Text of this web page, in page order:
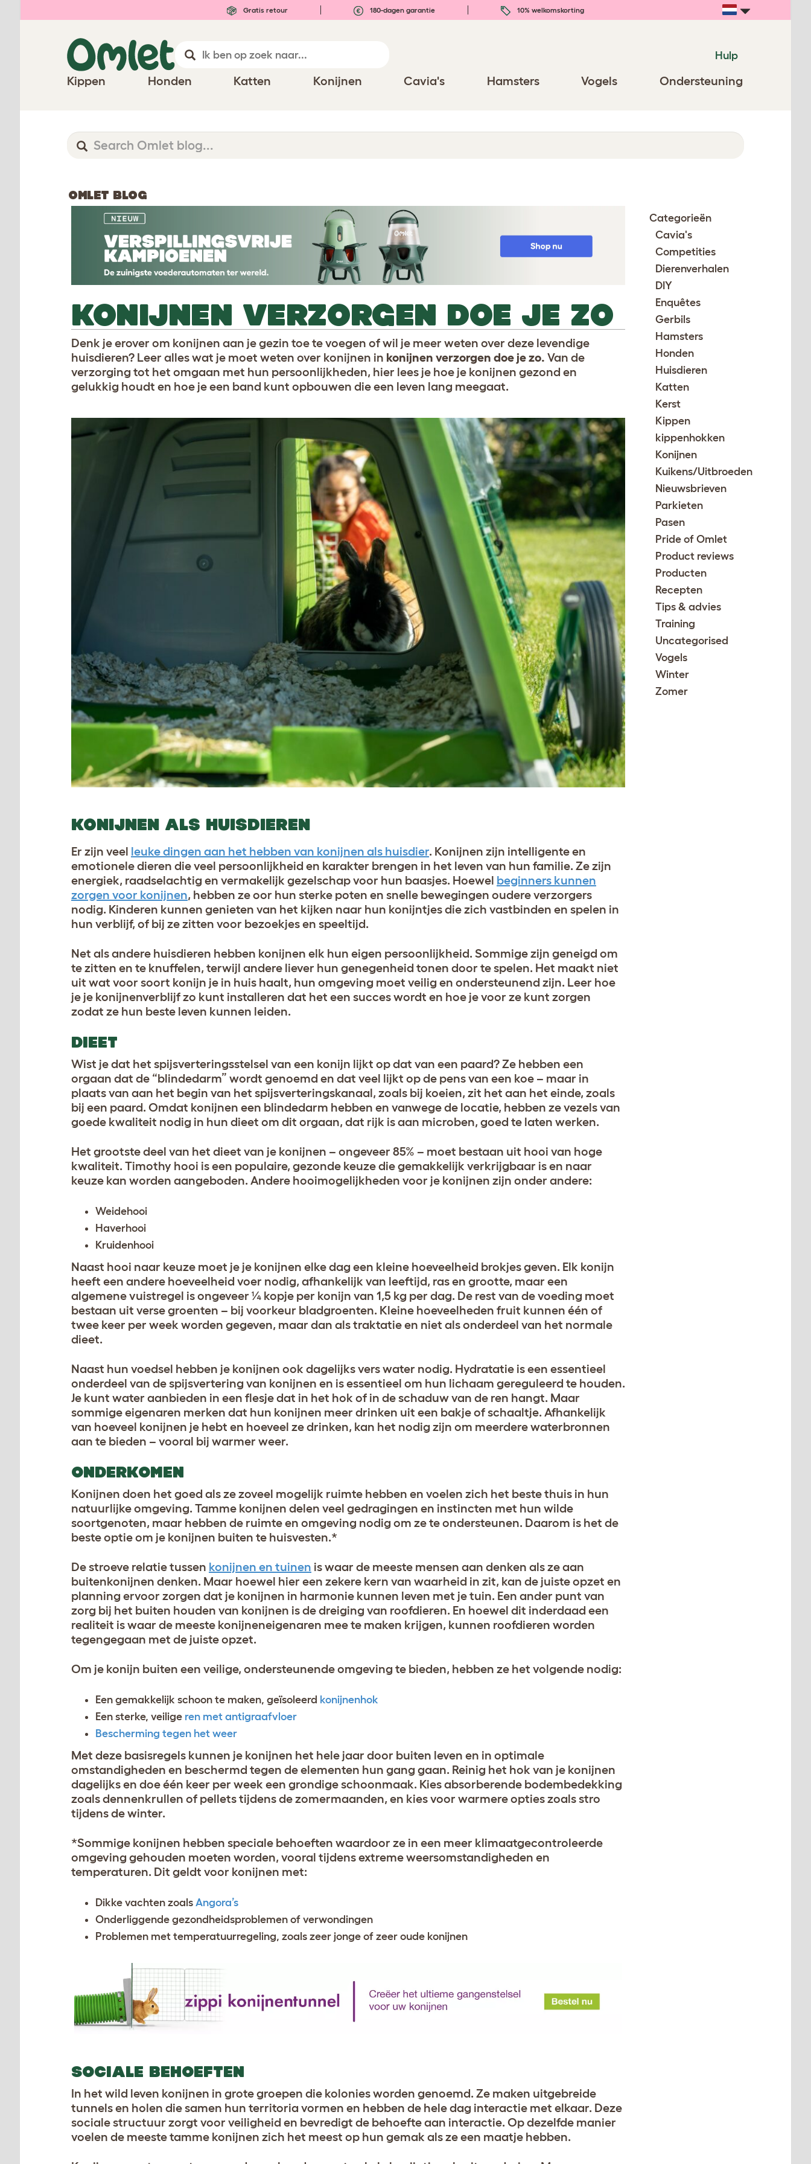
Gratis retour 180-dagen garantie 10% welkomskorting
Hulp
Kippen Honden Katten Konijnen Cavia's Hamsters Vogels Ondersteuning
OMLET BLOG
KONIJNEN VERZORGEN DOE JE ZO
Denk je erover om konijnen aan je gezin toe te voegen of wil je meer weten over deze levendige
huisdieren? Leer alles wat je moet weten over konijnen in konijnen verzorgen doe je zo. Van de
verzorging tot het omgaan met hun persoonlijkheden, hier lees je hoe je konijnen gezond en
gelukkig houdt en hoe je een band kunt opbouwen die een leven lang meegaat.
KONIJNEN ALS HUISDIEREN
Er zijn veel leuke dingen aan het hebben van konijnen als huisdier. Konijnen zijn intelligente en
emotionele dieren die veel persoonlijkheid en karakter brengen in het leven van hun familie. Ze zijn
energiek, raadselachtig en vermakelijk gezelschap voor hun baasjes. Hoewel beginners kunnen
zorgen voor konijnen, hebben ze oor hun sterke poten en snelle bewegingen oudere verzorgers
nodig. Kinderen kunnen genieten van het kijken naar hun konijntjes die zich vastbinden en spelen in
hun verblijf, of bij ze zitten voor bezoekjes en speeltijd.
Net als andere huisdieren hebben konijnen elk hun eigen persoonlijkheid. Sommige zijn geneigd om
te zitten en te knuffelen, terwijl andere liever hun genegenheid tonen door te spelen. Het maakt niet
uit wat voor soort konijn je in huis haalt, hun omgeving moet veilig en ondersteunend zijn. Leer hoe
je je konijnenverblijf zo kunt installeren dat het een succes wordt en hoe je voor ze kunt zorgen
zodat ze hun beste leven kunnen leiden.
DIEET
Wist je dat het spijsverteringsstelsel van een konijn lijkt op dat van een paard? Ze hebben een
orgaan dat de “blindedarm” wordt genoemd en dat veel lijkt op de pens van een koe – maar in
plaats van aan het begin van het spijsverteringskanaal, zoals bij koeien, zit het aan het einde, zoals
bij een paard. Omdat konijnen een blindedarm hebben en vanwege de locatie, hebben ze vezels van
goede kwaliteit nodig in hun dieet om dit orgaan, dat rijk is aan microben, goed te laten werken.
Het grootste deel van het dieet van je konijnen – ongeveer 85% – moet bestaan uit hooi van hoge
kwaliteit. Timothy hooi is een populaire, gezonde keuze die gemakkelijk verkrijgbaar is en naar
keuze kan worden aangeboden. Andere hooimogelijkheden voor je konijnen zijn onder andere:
Weidehooi
Haverhooi
Kruidenhooi
Naast hooi naar keuze moet je je konijnen elke dag een kleine hoeveelheid brokjes geven. Elk konijn
heeft een andere hoeveelheid voer nodig, afhankelijk van leeftijd, ras en grootte, maar een
algemene vuistregel is ongeveer ¼ kopje per konijn van 1,5 kg per dag. De rest van de voeding moet
bestaan uit verse groenten – bij voorkeur bladgroenten. Kleine hoeveelheden fruit kunnen één of
twee keer per week worden gegeven, maar dan als traktatie en niet als onderdeel van het normale
dieet.
Naast hun voedsel hebben je konijnen ook dagelijks vers water nodig. Hydratatie is een essentieel
onderdeel van de spijsvertering van konijnen en is essentieel om hun lichaam gereguleerd te houden.
Je kunt water aanbieden in een flesje dat in het hok of in de schaduw van de ren hangt. Maar
sommige eigenaren merken dat hun konijnen meer drinken uit een bakje of schaaltje. Afhankelijk
van hoeveel konijnen je hebt en hoeveel ze drinken, kan het nodig zijn om meerdere waterbronnen
aan te bieden – vooral bij warmer weer.
ONDERKOMEN
Konijnen doen het goed als ze zoveel mogelijk ruimte hebben en voelen zich het beste thuis in hun
natuurlijke omgeving. Tamme konijnen delen veel gedragingen en instincten met hun wilde
soortgenoten, maar hebben de ruimte en omgeving nodig om ze te ondersteunen. Daarom is het de
beste optie om je konijnen buiten te huisvesten.*
De stroeve relatie tussen konijnen en tuinen is waar de meeste mensen aan denken als ze aan
buitenkonijnen denken. Maar hoewel hier een zekere kern van waarheid in zit, kan de juiste opzet en
planning ervoor zorgen dat je konijnen in harmonie kunnen leven met je tuin. Een ander punt van
zorg bij het buiten houden van konijnen is de dreiging van roofdieren. En hoewel dit inderdaad een
realiteit is waar de meeste konijneneigenaren mee te maken krijgen, kunnen roofdieren worden
tegengegaan met de juiste opzet.
Om je konijn buiten een veilige, ondersteunende omgeving te bieden, hebben ze het volgende nodig:
Een gemakkelijk schoon te maken, geïsoleerd konijnenhok
Een sterke, veilige ren met antigraafvloer
Bescherming tegen het weer
Met deze basisregels kunnen je konijnen het hele jaar door buiten leven en in optimale
omstandigheden en beschermd tegen de elementen hun gang gaan. Reinig het hok van je konijnen
dagelijks en doe één keer per week een grondige schoonmaak. Kies absorberende bodembedekking
zoals dennenkrullen of pellets tijdens de zomermaanden, en kies voor warmere opties zoals stro
tijdens de winter.
*Sommige konijnen hebben speciale behoeften waardoor ze in een meer klimaatgecontroleerde
omgeving gehouden moeten worden, vooral tijdens extreme weersomstandigheden en
temperaturen. Dit geldt voor konijnen met:
Dikke vachten zoals Angora’s
Onderliggende gezondheidsproblemen of verwondingen
Problemen met temperatuurregeling, zoals zeer jonge of zeer oude konijnen
SOCIALE BEHOEFTEN
In het wild leven konijnen in grote groepen die kolonies worden genoemd. Ze maken uitgebreide
tunnels en holen die samen hun territoria vormen en hebben de hele dag interactie met elkaar. Deze
sociale structuur zorgt voor veiligheid en bevredigt de behoefte aan interactie. Op dezelfde manier
voelen de meeste tamme konijnen zich het meest op hun gemak als ze een maatje hebben.
Categorieën
Cavia's
Competities
Dierenverhalen
DIY
Enquêtes
Gerbils
Hamsters
Honden
Huisdieren
Katten
Kerst
Kippen
kippenhokken
Konijnen
Kuikens/Uitbroeden
Nieuwsbrieven
Parkieten
Pasen
Pride of Omlet
Product reviews
Producten
Recepten
Tips & advies
Training
Uncategorised
Vogels
Winter
Zomer